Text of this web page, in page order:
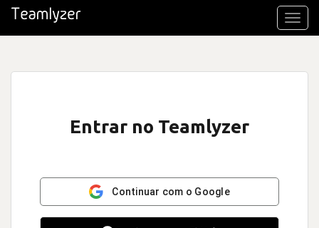
Entrar no Teamlyzer
Continuar com o Google